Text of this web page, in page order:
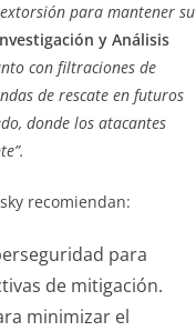
para mantener su
y Análisis
con filtraciones de
de rescate en futuros
donde los atacantes
recomiendan:
para
de mitigación.
minimizar el